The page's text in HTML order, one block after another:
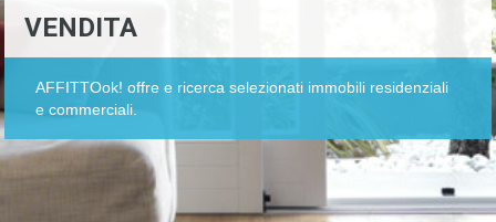
VENDITA
AFFITTOok! offre e ricerca selezionati immobili residenziali
e commerciali.